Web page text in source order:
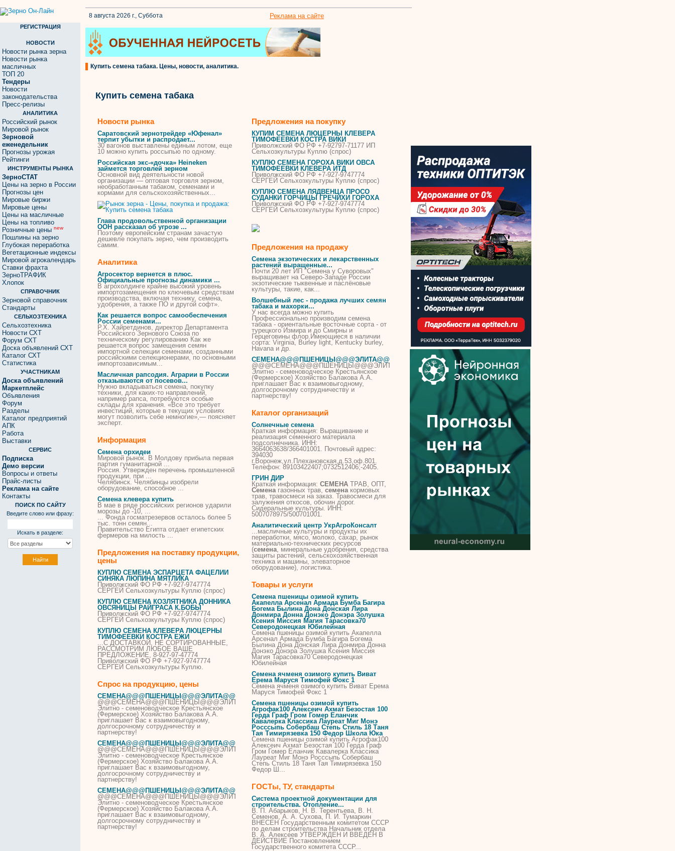
8 августа 2026 г., Суббота Реклама на сайте
РЕГИСТРАЦИЯ
НОВОСТИ
Новости рынка зерна
Новости рынка
масличных
ТОП 20
Тендеры
Новости
законодательства
Пресс-релизы
АНАЛИТИКА
Российский рынок
Мировой рынок
Зерновой
еженедельник
Прогнозы урожая
Рейтинги
ИНСТРУМЕНТЫ РЫНКА
ЗерноСТАТ
Цены на зерно в России
Прогнозы цен
Мировые биржи
Мировые цены
Цены на масличные
Цены на топливо
Розничные цены new
Пошлины на зерно
Глубокая переработка
Вегетационные индексы
Мировой агрокалендарь
Ставки фрахта
ЗерноТРАФИК
Хлопок
СПРАВОЧНИК
Зерновой справочник
Стандарты
СЕЛЬХОЗТЕХНИКА
Сельхозтехника
Новости СХТ
Форум СХТ
Доска объявлений СХТ
Каталог СХТ
Статистика
УЧАСТНИКАМ
Доска объявлений
Маркетплейс
Объявления
Форум
Разделы
Каталог предприятий
АПК
Работа
Выставки
СЕРВИС
Подписка
Демо версии
Вопросы и ответы
Прайс-листы
Реклама на сайте
Контакты
ПОИСК ПО САЙТУ
Введите слово или фразу:
Искать в разделе:
Купить семена табака. Цены, новости, аналитика.
Купить семена табака
Новости рынка
Саратовский зернотрейдер «Юфенал»
терпит убытки и распродает...
30 вагонов выставлены единым лотом, еще
10 можно купить россыпью по одному.
Российская экс-«дочка» Heineken
займется торговлей зерном
Основной вид деятельности новой
организации — оптовая торговля зерном,
необработанным табаком,семенами и
кормами для сельскохозяйственных...
Глава продовольственной организации
ООН рассказал об угрозе ...
Поэтому европейским странам зачастую
дешевле покупать зерно, чем производить
самим.
Аналитика
Агросектор вернется в плюс.
Официальные прогнозы динамики ...
В агрохолдинге крайне высокий уровень
импортозамещения по ключевым средствам
производства, включая технику, семена,
удобрения, а также ПО и другой софт».
Как решается вопрос самообеспечения
России семенами...
Р.Х. Хайретдинов, директор Департамента
Российского Зернового Союза по
техническому регулированию Как же
решается вопрос замещения семян
импортной селекции семенами, созданными
российскими селекционерами, по основными
импортозависимым...
Масличная рапсодия. Аграрии в России
отказываются от посевов...
Нужно вкладываться семена, покупку
техники, для каких-то направлений,
например рапса, потребуются особые
склады для хранения. «Все это требует
инвестиций, которые в текущих условиях
могут позволить себе немногие»,— поясняет
эксперт.
Информация
Семена орхидеи
Мировой рынок. В Молдову прибыла первая
партия гуманитарной ...
Россия. Утвержден перечень промышленной
продукции, при ...
Челябинск. Челябинцы изобрели
оборудование, способное ...
Семена клевера купить
В мае в ряде российских регионов ударили
морозы до -10, ...
... Фонда госматрезервов осталось более 5
тыс. тонн семян...
Правительство Египта отдает египетских
фермеров на милость ...
Предложения на поставку продукции,
цены
КУПЛЮ СЕМЕНА ЭСПАРЦЕТА ФАЦЕЛИИ
СИНЯКА ЛЮПИНА МЯТЛИКА
Приволжский ФО РФ +7-927-9747774
СЕРГЕЙ Сельхозкультуры Куплю (спрос)
КУПЛЮ СЕМЕНА КОЗЛЯТНИКА ДОННИКА
ОВСЯНИЦЫ РАЙГРАСА К.БОБЫ
Приволжский ФО РФ +7-927-9747774
СЕРГЕЙ Сельхозкультуры Куплю (спрос)
КУПЛЮ СЕМЕНА КЛЕВЕРА ЛЮЦЕРНЫ
ТИМОФЕЕВКИ КОСТРА ЕЖИ
...С ДОСТАВКОЙ, НЕ СОРТИРОВАННЫЕ,
РАССМОТРИМ ЛЮБОЕ ВАШЕ
ПРЕДЛОЖЕНИЕ, 8-927-97-47774
Приволжский ФО РФ +7-927-9747774
СЕРГЕЙ Сельхозкультуры Куплю.
Спрос на продукцию, цены
СЕМЕНА@@@ПШЕНИЦЫ@@@ЭЛИТА@@@ВЫГОДНО@@@@@
@@@СЕМЕНА@@@ПШЕНИЦЫ@@@ЭЛИТА@@@ВЫГОДНО@@@@@
Элитно - семеноводческое Крестьянское
(Фермерское) Хозяйство Балакова А.А.
приглашает Вас к взаимовыгодному,
долгосрочному сотрудничеству и
партнерству!
СЕМЕНА@@@ПШЕНИЦЫ@@@ЭЛИТА@@@ВЫГОДНО@@@@
@@@СЕМЕНА@@@ПШЕНИЦЫ@@@ЭЛИТА@@@ВЫГОДНО@@@@
Элитно - семеноводческое Крестьянское
(Фермерское) Хозяйство Балакова А.А.
приглашает Вас к взаимовыгодному,
долгосрочному сотрудничеству и
партнерству!
СЕМЕНА@@@ПШЕНИЦЫ@@@ЭЛИТА@@@ВЫГОДНО@@@
@@@СЕМЕНА@@@ПШЕНИЦЫ@@@ЭЛИТА@@@ВЫГОДНО@@@
Элитно - семеноводческое Крестьянское
(Фермерское) Хозяйство Балакова А.А.
приглашает Вас к взаимовыгодному,
долгосрочному сотрудничеству и
партнерству!
Предложения на покупку
КУПИМ СЕМЕНА ЛЮЦЕРНЫ КЛЕВЕРА
ТИМОФЕЕВКИ КОСТРА ВИКИ
Приволжский ФО РФ +7-92797-71177 ИП
Сельхозкультуры Куплю (спрос)
КУПЛЮ СЕМЕНА ГОРОХА ВИКИ ОВСА
ТИМОФЕЕВКИ КЛЕВЕРА ИТД
Приволжский ФО РФ +7-927-9747774
СЕРГЕЙ Сельхозкультуры Куплю (спрос)
КУПЛЮ СЕМЕНА ЛЯДВЕНЦА ПРОСО
СУДАНКИ ГОРЧИЦЫ ГРЕЧИХИ ГОРОХА
Приволжский ФО РФ +7-927-9747774
СЕРГЕЙ Сельхозкультуры Куплю (спрос)
Предложения на продажу
Семенаэкзотических и лекарственных
растений выращенные...
Почти 20 лет ИП "Семена у Суворовых"
выращивает на Северо-Западе России
экзотические тыквенные и паслёновые
культуры, такие, как...
Волшебный лес - продажа лучших семян
табакаи махорки...
У нас всегда можно купить
Профессионально производим семена
табака - ориентальные восточные сорта - от
турецкого Измира и до Смирны и
Герцеговины флор.Имеющиеся в наличии
сорта: Virginia, Burley light, Kentucky burley,
Havana и др.
СЕМЕНА@@@ПШЕНИЦЫ@@@ЭЛИТА@@@ВЫГОДНО@@@@@
@@@СЕМЕНА@@@ПШЕНИЦЫ@@@ЭЛИТА@@@ВЫГОДНО@@@@@
Элитно - семеноводческое Крестьянское
(Фермерское) Хозяйство Балакова А.А.
приглашает Вас к взаимовыгодному,
долгосрочному сотрудничеству и
партнерству!
Каталог организаций
Солнечные семена
Краткая информация: Выращивание и
реализация семенного материала
подсолнечника. ИНН:
3664063638/366401001. Почтовый адрес:
394030
г.Воронеж,ул.Плехановская,д.53,оф.801.
Телефон: 89103422407;0732512406;-2405.
ГРИН ДИР
Краткая информация: СЕМЕНА ТРАВ, ОПТ,
Семенагазонных трав, семенакормовых
трав, травосмеси на заказ. Травосмеси для
залужения откосов, обочин дорог.
Сидеральные культуры. ИНН:
5007078975/500701001.
Аналитический центр УкрАгроКонсалт
...масличные культуры и продукты их
переработки, мясо, молоко, сахар, рынок
материально-технических ресурсов
(семена, минеральные удобрения, средства
защиты растений, сельскохозяйственная
техника и машины, элеваторное
оборудование), логистика.
Товары и услуги
Семена пшеницы озимой купить
Акапелла Арсенал Армада Бумба Багира
Богема Былина Дона Донская Лира
Донмира Донна Донэко Донэра Золушка
Ксения Миссия Магия Тарасовка70
Северодонецкая Юбилейная
Семена пшеницы озимой купить Акапелла
Арсенал Армада Бумба Багира Богема
Былина Дона Донская Лира Донмира Донна
Донэко Донэра Золушка Ксения Миссия
Магия Тарасовка70 Северодонецкая
Юбилейная
Семена ячменя озимого купить Виват
Ерема Маруся Тимофей Фокс 1
Семена ячменя озимого купить Виват Ерема
Маруся Тимофей Фокс 1
Семена пшеницы озимой купить
Агрофак100 Алексеич Ахмат Безостая 100
Герда Граф Гром Гомер Еланчик
Кавалерка Классика Лауреат Миг Монэ
Росссыпь Собербаш Степь Стиль 18 Таня
Тая Тимирязевка 150 Федор Школа Юка
Семена пшеницы озимой купить Агрофак100
Алексеич Ахмат Безостая 100 Герда Граф
Гром Гомер Еланчик Кавалерка Классика
Лауреат Миг Монэ Росссыпь Собербаш
Степь Стиль 18 Таня Тая Тимирязевка 150
Федор Ш...
ГОСТы, ТУ, стандарты
Система проектной документации для
строительства. Отопление...
В. П. Абарыков, Н. В. Терентьева, В. Н.
Семенов, А. А. Сухова, П. И. Тумаркин
ВНЕСЕН Государственным комитетом СССР
по делам строительства Начальник отдела
В. А. Алексеев УТВЕРЖДЕН И ВВЕДЕН В
ДЕЙСТВИЕ Постановлением
Государственного комитета СССР...